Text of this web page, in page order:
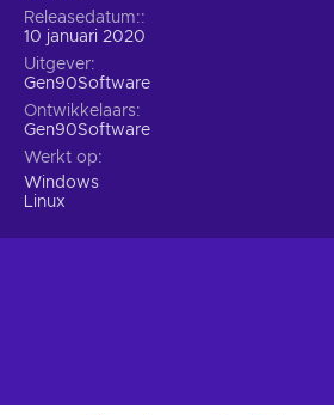
Releasedatum:
10 januari 2020
Uitgever
Gen90Software
Ontwikkelaars
Gen90Software
Werkt op
Windows
Linux